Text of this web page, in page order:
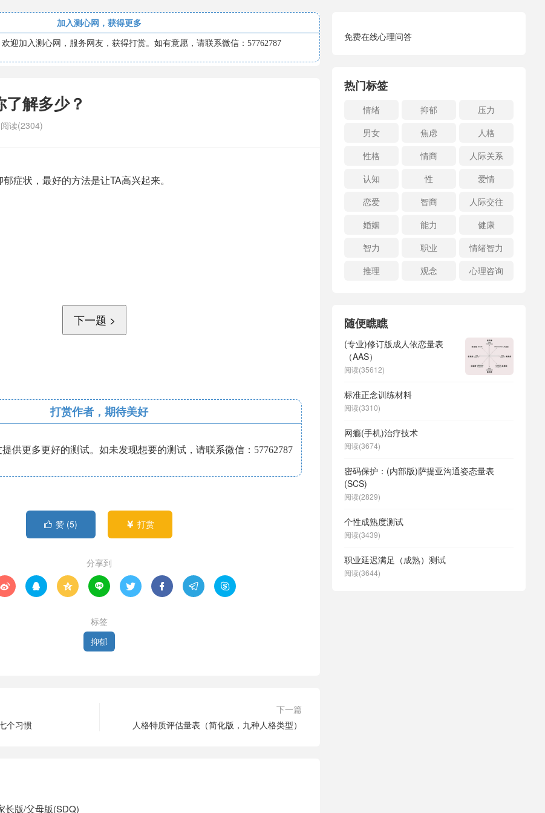
加入测心网，获得更多
迎加入测心网，服务网友，获得打赏。如有意愿，请联系微信：57762787
解多少？
阅读(2304)
症状，最好的方法是让TA高兴起来。
打赏作者，期待美好
供更多更好的测试。如未发现想要的测试，请联系微信：57762787
 赞 (5)  打赏
分享到
       
标签
抑郁
个习惯
下一篇
人格特质评估量表（简化版，九种人格类型）
长版/父母版(SDQ)
免费在线心理问答
热门标签
情绪 抑郁
压力
男女
焦虑
人格
性格
情商
人际关系
认知
性
爱情
恋爱
智商
人际交往
婚姻
能力
健康
智力
职业
情绪智力
推理
观念 心理咨询
随便瞧瞧
(专业)修订版成人依恋量表
（AAS）
阅读(35612)
标准正念训练材料
阅读(3310)
网瘾(手机)治疗技术
阅读(3674)
密码保护：(内部版)萨提亚沟通姿态量表
(SCS)
阅读(2829)
个性成熟度测试
阅读(3439)
职业延迟满足（成熟）测试
阅读(3644)